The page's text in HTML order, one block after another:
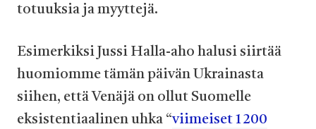
totuuksia ja myyttejä.
Esimerkiksi Jussi Halla-aho halusi siirtää
huomiomme tämän päivän Ukrainasta
siihen, että Venäjä on ollut Suomelle
eksistentiaalinen uhka “viimeiset 1 200